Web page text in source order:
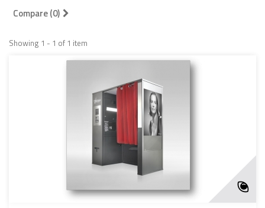
Compare (0)
Showing 1 - 1 of 1 item